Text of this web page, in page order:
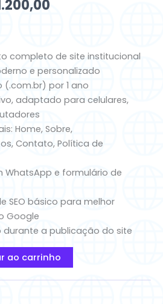
completo de site institucional
e personalizado
(.com.br) por 1 ano
adaptado para celulares,
Home, Sobre,
Contato, Política de
WhatsApp e formulário de
SEO básico para melhor
Google
durante a publicação do site
ao carrinho